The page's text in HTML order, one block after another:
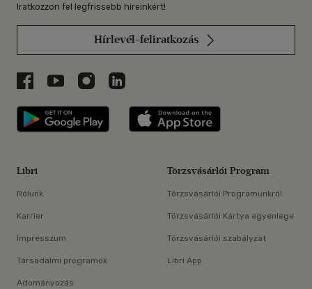
Iratkozzon fel legfrissebb híreinkért!
Hírlevél-feliratkozás
Libri a Facebookon
Libri a Youtube-on
Libri az Instagramon
Libri a LinkedInen
Libri applikáció Szerezd meg: Google
Libri
Rólunk
Karrier
Impresszum
Társadalmi programok
Adományozás
Törzsvásárlói Program
Törzsvásárlói Programunkról
Törzsvásárlói Kártya egyenlege
Törzsvásárlói szabályzat
Libri App